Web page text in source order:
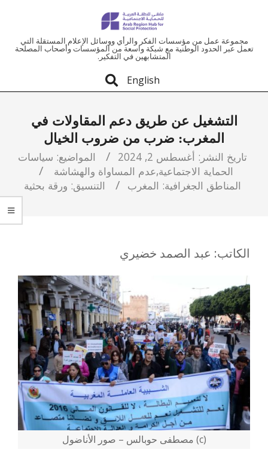
ملتقى
العربية
للحماية
الاجتماعية
مجموعة عمل من مؤسسات الفكر والرأي ووسائل الإعلام المستقلة التي
تعمل عبر الحدود الوطنية مع شبكة واسعة من المؤسسات وأصحاب المصلحة
المتشابهين في التفكير.
English
التشغيل عن طريق دعم المقاولات في
المغرب: ضرب من ضروب الخيال
تاريخ النشر: أغسطس 2, 2024 المواضيع: سياسات
الحماية الاجتماعية,عدم المساواة والهشاشة
المناطق الجغرافية: المغرب التنسيق: ورقة بحثية
الكاتب: عبد الصمد خضيري
(c) مصطفى حوبالس – صور الأناضول